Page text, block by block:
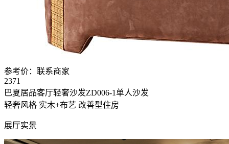
参考价： 联系商家
2371
巴夏居品客厅轻奢沙发ZD006-1单人沙发
轻奢风格 实木+布艺 改善型住房
展厅实景